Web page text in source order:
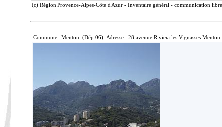
(c) Région Provence-Alpes-Côte d'Azur - Inventaire général - communication
Commune: Menton (Dép.06) Adresse: 28 avenue Riviera les Vignasses